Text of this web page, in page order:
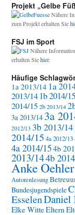
Projekt „Gelbe
Nähere
zum Projekt erhalten Sie
FSJ im Sport
Nähere
erhalten Siehier.
Häufige
1a 2013/14 1a
2013/14 1b 2014/15
2014/152b 2013/14
3a 2013/14 3a
2012/13 3b 2013/14
2014/15 4a 2012/13
4a 2014/15 4b
2013/144b
Anke Oehler
Autorenlesung
Bundesjugendspiele
EsselenDaniel
Elke WitteEltern